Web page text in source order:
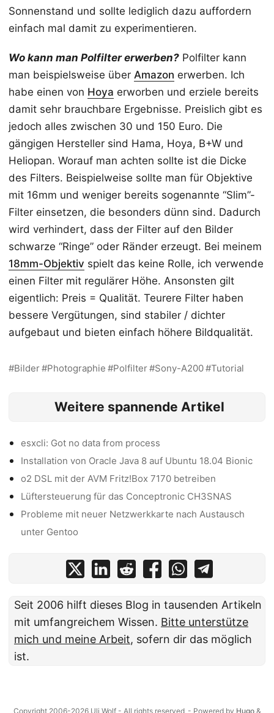
Sonnenstand und sollte lediglich dazu auffordern
einfach mal damit zu experimentieren.
Wo kann man Polfilter erwerben? Polfilter kann
man beispielsweise über Amazon erwerben. Ich
habe einen von Hoya erworben und erziele bereits
damit sehr brauchbare Ergebnisse. Preislich gibt es
jedoch alles zwischen 30 und 150 Euro. Die
gängigen Hersteller sind Hama, Hoya, B+W und
Heliopan. Worauf man achten sollte ist die Dicke
des Filters. Beispielweise sollte man für Objektive
mit 16mm und weniger bereits sogenannte “Slim”-
Filter einsetzen, die besonders dünn sind. Dadurch
wird verhindert, dass der Filter auf den Bilder
schwarze “Ringe” oder Ränder erzeugt. Bei meinem
18mm-Objektiv spielt das keine Rolle, ich verwende
einen Filter mit regulärer Höhe. Ansonsten gilt
eigentlich: Preis = Qualität. Teurere Filter haben
bessere Vergütungen, sind stabiler / dichter
aufgebaut und bieten einfach höhere Bildqualität.
Bilder Photographie Polfilter Sony-A200 Tutorial
Weitere spannende Artikel
esxcli: Got no data from process
Installation von Oracle Java 8 auf Ubuntu 18.04 Bionic
o2 DSL mit der AVM Fritz!Box 7170 betreiben
Lüftersteuerung für das Conceptronic CH3SNAS
Probleme mit neuer Netzwerkkarte nach Austausch
unter Gentoo
Seit 2006 hilft dieses Blog in tausenden Artikeln
mit umfangreichem Wissen. Bitte unterstütze
mich und meine Arbeit, sofern dir das möglich
ist.
Copyright 2006-2026 Uli Wolf - All rights reserved - Powered by Hugo &